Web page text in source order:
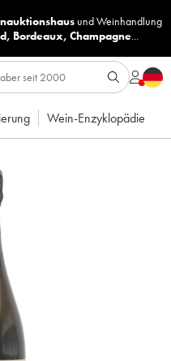
undWeinhandlung
, Bordeaux, Champagne...
Wein-Enzyklopädie